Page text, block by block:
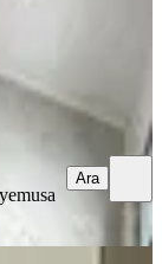
musa
Ara